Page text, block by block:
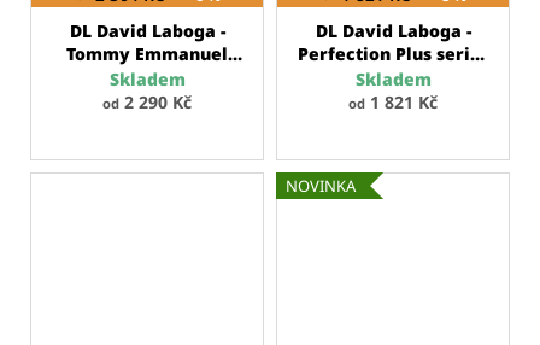
DL David Laboga -
Tommy Emmanuel
New Dimension
seriesnástrojový
Skladem
od 2 290 Kč
DL David Laboga -
Perfection Plus series
nástrojový kabel
Skladem
od 1 821 Kč
NOVINKA
Kč